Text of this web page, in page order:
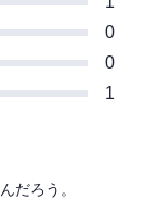
0
0
1
だろう。